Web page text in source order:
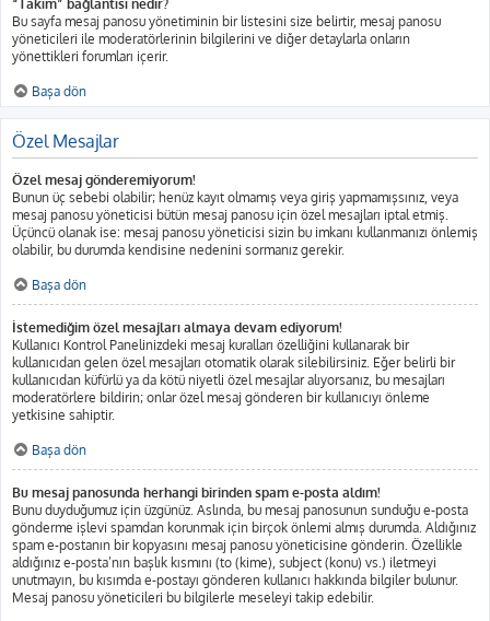
“Takım” bağlantısı nedir?
Bu sayfa mesaj panosu yönetiminin bir listesini size belirtir, mesaj panosu
yöneticileri ile moderatörlerinin bilgilerini ve diğer detaylarla onların
yönettikleri forumları içerir.
Başa dön
Özel Mesajlar
Özel mesaj gönderemiyorum!
Bunun üç sebebi olabilir; henüz kayıt olmamış veya giriş yapmamışsınız, veya
mesaj panosu yöneticisi bütün mesaj panosu için özel mesajları iptal etmiş.
Üçüncü olanak ise: mesaj panosu yöneticisi sizin bu imkanı kullanmanızı önlemiş
olabilir, bu durumda kendisine nedenini sormanız gerekir.
Başa dön
İstemediğim özel mesajları almaya devam ediyorum!
Kullanıcı Kontrol Panelinizdeki mesaj kuralları özelliğini kullanarak bir
kullanıcıdan gelen özel mesajları otomatik olarak silebilirsiniz. Eğer belirli bir
kullanıcıdan küfürlü ya da kötü niyetli özel mesajlar alıyorsanız, bu mesajları
moderatörlere bildirin; onlar özel mesaj gönderen bir kullanıcıyı önleme
yetkisine sahiptir.
Başa dön
Bu mesaj panosunda herhangi birinden spam e-posta aldım!
Bunu duyduğumuz için üzgünüz. Aslında, bu mesaj panosunun sunduğu e-posta
gönderme işlevi spamdan korunmak için birçok önlemi almış durumda. Aldığınız
spam e-postanın bir kopyasını mesaj panosu yöneticisine gönderin. Özellikle
aldığınız e-posta’nın başlık kısmını (to (kime), subject (konu) vs.) iletmeyi
unutmayın, bu kısımda e-postayı gönderen kullanıcı hakkında bilgiler bulunur.
Mesaj panosu yöneticileri bu bilgilerle meseleyi takip edebilir.